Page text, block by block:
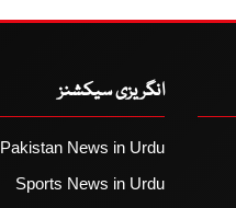
انگریزی سیکشنز
Pakistan News in Urdu
Sports News in Urdu